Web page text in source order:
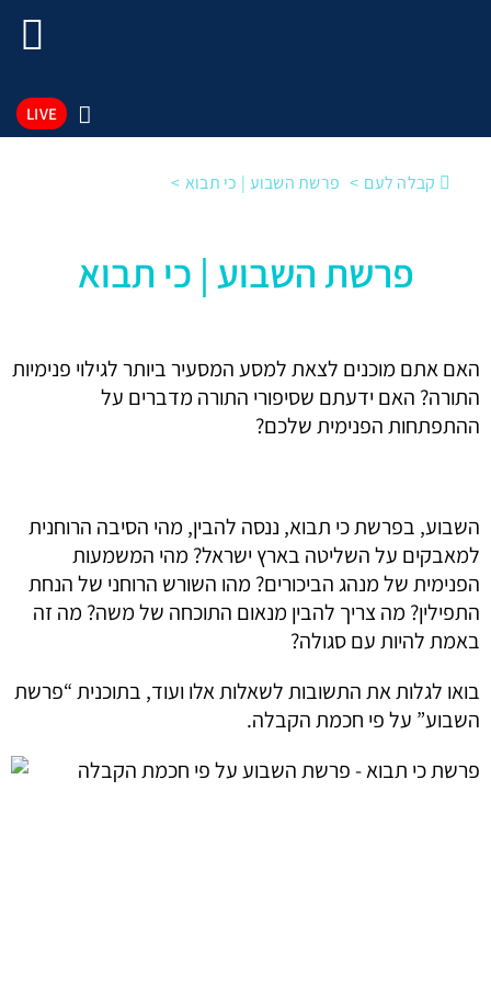
LIVE
פרשת השבוע | כי תבוא
פרשת השבוע | כי תבוא
האם אתם מוכנים לצאת למסע המסעיר ביותר לגילוי פנימיות
התורה? האם ידעתם שסיפורי התורה מדברים על
ההתפתחות הפנימית שלכם?
השבוע, בפרשת כי תבוא, ננסה להבין, מהי הסיבה הרוחנית
למאבקים על השליטה בארץ ישראל? מהי המשמעות
הפנימית של מנהג הביכורים? מהו השורש הרוחני של הנחת
התפילין? מה צריך להבין מנאום התוכחה של משה? מה זה
באמת להיות עם סגולה?
בואו לגלות את התשובות לשאלות אלו ועוד, בתוכנית “פרשת
השבוע” על פי חכמת הקבלה.